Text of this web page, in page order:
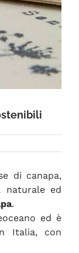
di canapa,
naturale ed
.
ed è
Italia, con